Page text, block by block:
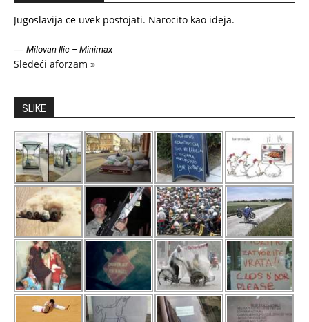
Jugoslavija ce uvek postojati. Narocito kao ideja.
— Milovan Ilic – Minimax
Sledeći aforzam »
SLIKE